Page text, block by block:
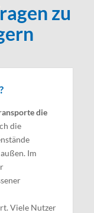
zu
die
die
Im
Viele Nutzer